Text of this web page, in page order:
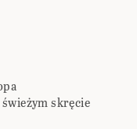
skręcie